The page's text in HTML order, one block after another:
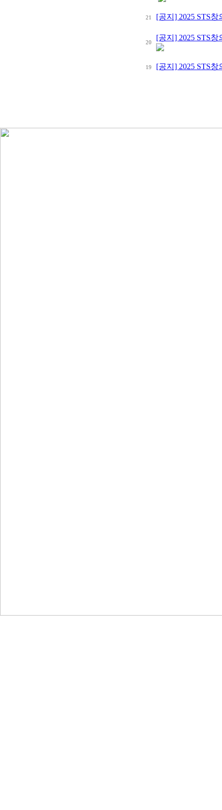
21 [공지] 2025 STS
20
[공지] 2025 STS
19 [공지] 2025 STS